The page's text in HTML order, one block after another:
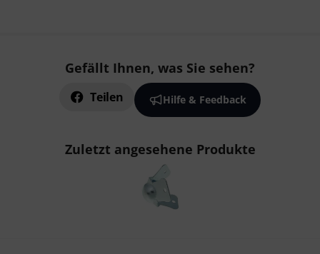
Gefällt Ihnen, was Sie sehen?
Teilen Hilfe & Feedback
Zuletzt angesehene Produkte